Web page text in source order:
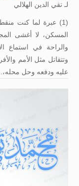
لـتقي الدين الهلالي
(1) عبرة لما كنت
المسكن، لا أغشى
والراحة في استماع
وتتقاتل مثل الأمم
علیه ودفعه وحل